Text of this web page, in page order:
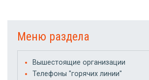
Меню раздела
Вышестоящие организации
Телефоны "горячих линии"